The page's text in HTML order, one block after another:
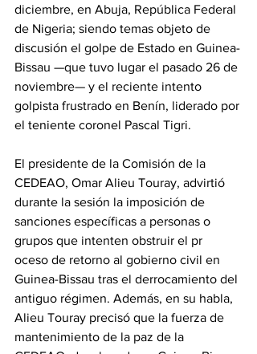
diciembre, en Abuja, República Federal
de Nigeria; siendo temas objeto de
discusión el golpe de Estado en Guinea-
Bissau —que tuvo lugar el pasado 26 de
noviembre— y el reciente intento
golpista frustrado en Benín, liderado por
el teniente coronel Pascal Tigri.
‎El presidente de la Comisión de la
CEDEAO, Omar Alieu Touray, advirtió
durante la sesión la imposición de
sanciones específicas a personas o
grupos que intenten obstruir el pr
oceso de retorno al gobierno civil en
Guinea-Bissau tras el derrocamiento del
antiguo régimen. Además, en su habla,
Alieu Touray precisó que la fuerza de
mantenimiento de la paz de la